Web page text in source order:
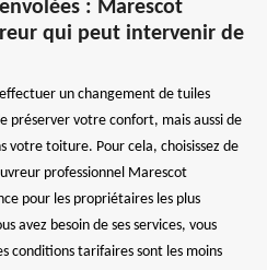
: Marescot
qui peut intervenir de
un changement de tuiles
préserver votre confort, mais aussi de
votre toiture. Pour cela, choisissez de
professionnel Marescot
pour les propriétaires les plus
avez besoin de ses services, vous
conditions tarifaires sont les moins